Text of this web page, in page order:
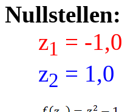
Nullstellen:
z1 = -1,0
z2 = 1,0